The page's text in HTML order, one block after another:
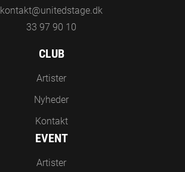
kontakt@unitedstage.dk
33 97 90 10
CLUB
Artister
Nyheder
Kontakt
EVENT
Artister